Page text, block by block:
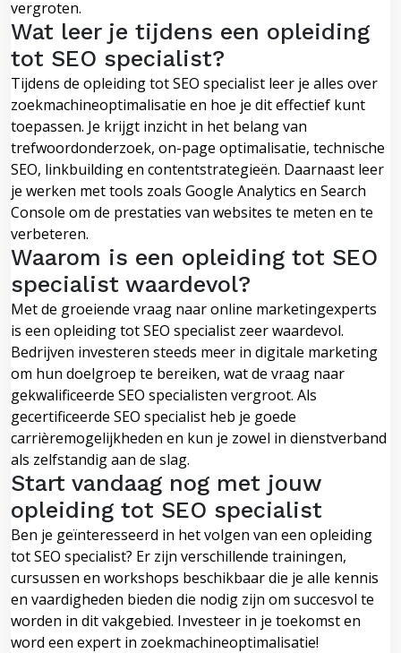
vergroten.
Wat leer je tijdens een opleiding
tot SEO specialist?
Tijdens de opleiding tot SEO specialist leer je alles over
zoekmachineoptimalisatie en hoe je dit effectief kunt
toepassen. Je krijgt inzicht in het belang van
trefwoordonderzoek, on-page optimalisatie, technische
SEO, linkbuilding en contentstrategieën. Daarnaast leer
je werken met tools zoals Google Analytics en Search
Console om de prestaties van websites te meten en te
verbeteren.
Waarom is een opleiding tot SEO
specialist waardevol?
Met de groeiende vraag naar online marketingexperts
is een opleiding tot SEO specialist zeer waardevol.
Bedrijven investeren steeds meer in digitale marketing
om hun doelgroep te bereiken, wat de vraag naar
gekwalificeerde SEO specialisten vergroot. Als
gecertificeerde SEO specialist heb je goede
carrièremogelijkheden en kun je zowel in dienstverband
als zelfstandig aan de slag.
Start vandaag nog met jouw
opleiding tot SEO specialist
Ben je geïnteresseerd in het volgen van een opleiding
tot SEO specialist? Er zijn verschillende trainingen,
cursussen en workshops beschikbaar die je alle kennis
en vaardigheden bieden die nodig zijn om succesvol te
worden in dit vakgebied. Investeer in je toekomst en
word een expert in zoekmachineoptimalisatie!